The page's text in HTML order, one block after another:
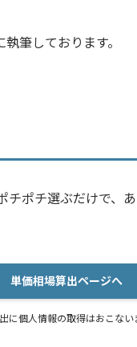
筆しております。
チポチ選ぶだけで、
単価相場算出ページへ
に個人情報の取得はおこない